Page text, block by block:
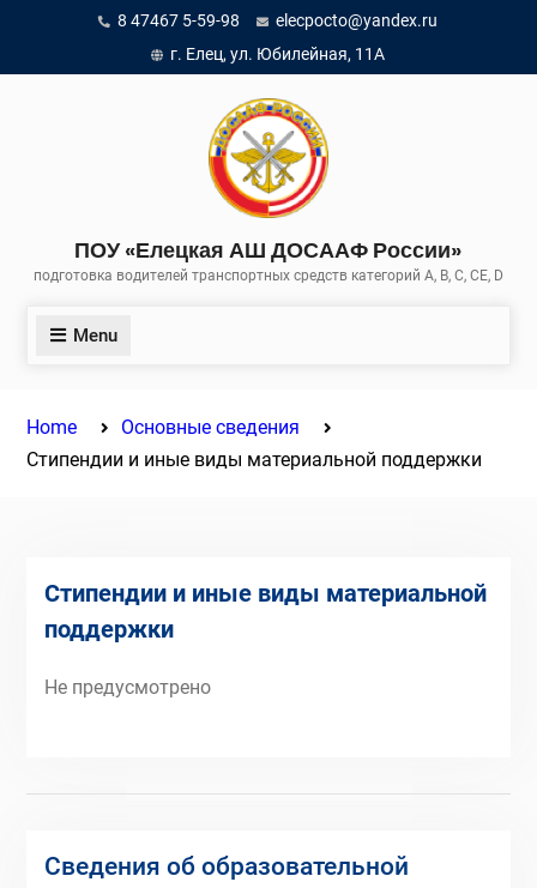
content
8 47467 5-59-98
elecpocto@yandex.ru
г. Елец, ул. Юбилейная, 11А
ПОУ «Елецкая АШ ДОСААФ России»
подготовка водителей транспортных средств категорий A, B, C, CE, D
Menu
Home
Основные сведения
Стипендии и иные виды материальной поддержки
Стипендии и иные виды материальной
поддержки
Не предусмотрено
Сведения об образовательной